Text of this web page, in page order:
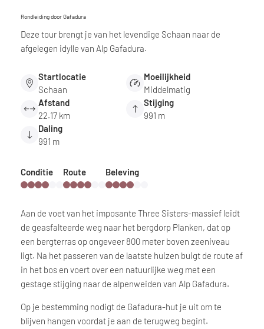
Rondleiding door Gafadura
Deze tour brengt je van het levendige Schaan naar de
afgelegen idylle van Alp Gafadura.
Startlocatie
Schaan
Moeilijkheid
Middelmatig
Afstand
22.17 km
Stijging
991 m
Daling
991 m
Conditie Route Beleving
Aan de voet van het imposante Three Sisters-massief leidt
de geasfalteerde weg naar het bergdorp Planken, dat op
een bergterras op ongeveer 800 meter boven zeeniveau
ligt. Na het passeren van de laatste huizen buigt de route af
in het bos en voert over een natuurlijke weg met een
gestage stijging naar de alpenweiden van Alp Gafadura.
Op je bestemming nodigt de Gafadura-hut je uit om te
blijven hangen voordat je aan de terugweg begint.